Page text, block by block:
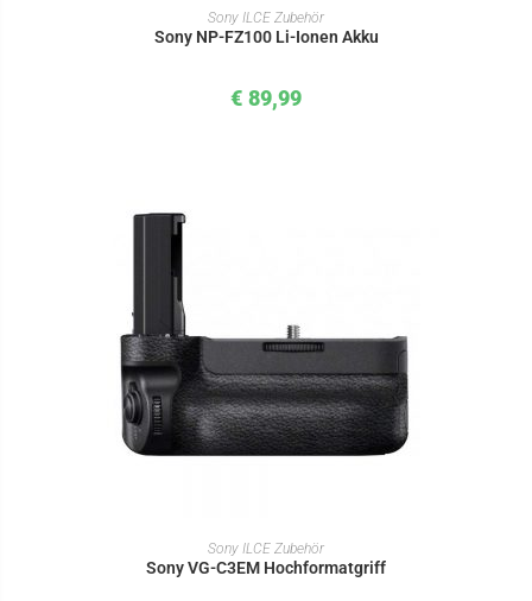
IN DEN WARENKORB
Sony ILCE Zubehör
Sony NP-FZ100 Li-Ionen Akku
€ 89,99
IN DEN WARENKORB
Sony ILCE Zubehör
Sony VG-C3EM Hochformatgriff